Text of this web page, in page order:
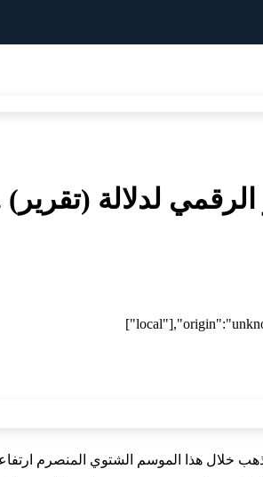
لدلالة (تقرير)
خلال هذا الموسم الشتوي المنصرم